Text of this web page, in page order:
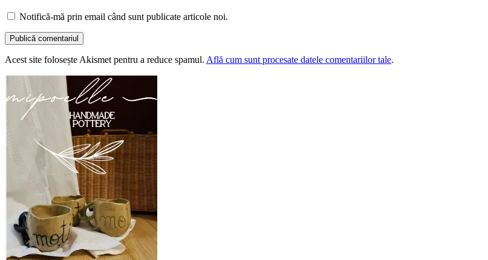
Notifică-mă prin email când sunt publicate articole noi.
Acest site folosește Akismet pentru a reduce spamul. Află cum sunt procesate datele comentariilor tale.